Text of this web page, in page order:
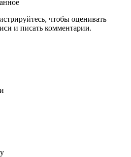
чтобы оценивать
и писать комментарии.